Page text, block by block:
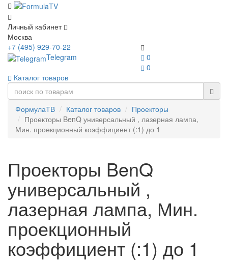
Личный кабинет
Москва
0
0
+7 (495) 929-70-22
Telegram
Каталог товаров
ФормулаТВ Каталог товаров
Проекторы
Проекторы BenQ универсальный , лазерная лампа,
Мин. проекционный коэффициент (:1) до 1
Проекторы BenQ
универсальный ,
лазерная лампа, Мин.
проекционный
коэффициент (:1) до 1